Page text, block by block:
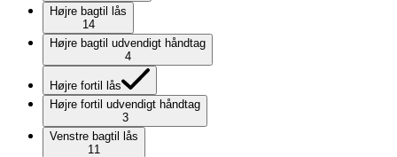
Højre bagtil lås
14
Højre bagtil udvendigt håndtag
4
Højre fortil lås
Højre fortil udvendigt håndtag
3
Venstre bagtil lås
11